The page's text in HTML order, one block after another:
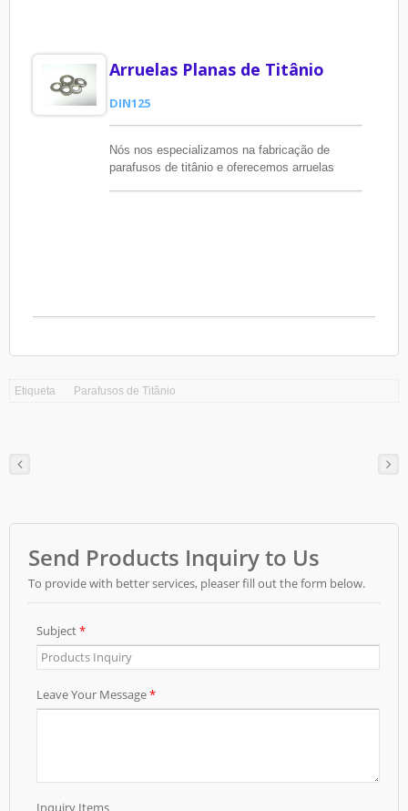
Arruelas Planas de Titânio
DIN125
Nós nos especializamos na fabricação de
parafusos de titânio e oferecemos arruelas
Etiqueta Parafusos de Titânio